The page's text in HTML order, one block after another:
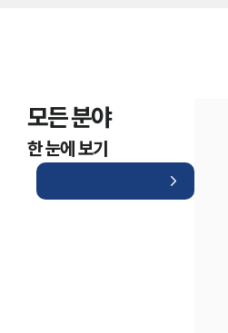
모든 분야
한 눈에 보기